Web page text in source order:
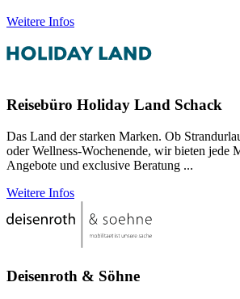
Weitere Infos
Reisebüro Holiday Land Schack
Das Land der starken Marken. Ob
oder Wellness-Wochenende, wir bieten jede
Angebote und exclusive Beratung ...
Weitere Infos
Deisenroth & Söhne